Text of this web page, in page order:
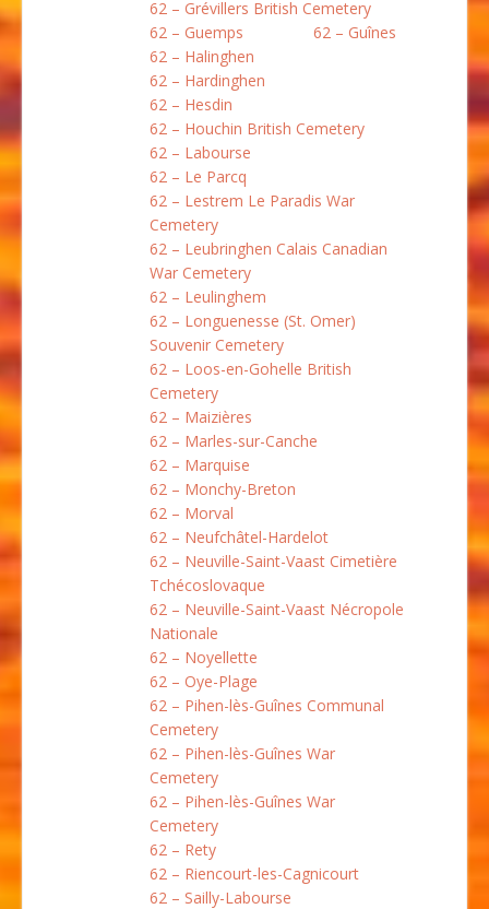
62 – Grévillers British Cemetery
62 – Guemps
62 – Guînes
62 – Halinghen
62 – Hardinghen
62 – Hesdin
62 – Houchin British Cemetery
62 – Labourse
62 – Le Parcq
62 – Lestrem Le Paradis War
Cemetery
62 – Leubringhen Calais Canadian
War Cemetery
62 – Leulinghem
62 – Longuenesse (St. Omer)
Souvenir Cemetery
62 – Loos-en-Gohelle British
Cemetery
62 – Maizières
62 – Marles-sur-Canche
62 – Marquise
62 – Monchy-Breton
62 – Morval
62 – Neufchâtel-Hardelot
62 – Neuville-Saint-Vaast Cimetière
Tchécoslovaque
62 – Neuville-Saint-Vaast Nécropole
Nationale
62 – Noyellette
62 – Oye-Plage
62 – Pihen-lès-Guînes Communal
Cemetery
62 – Pihen-lès-Guînes War
Cemetery
62 – Pihen-lès-Guînes War
Cemetery
62 – Rety
62 – Riencourt-les-Cagnicourt
62 – Sailly-Labourse